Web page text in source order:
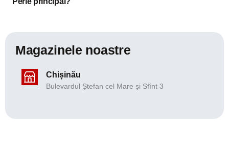
Magazinele noastre
Chișinău
Bulevardul Ștefan cel Mare și Sfînt 3